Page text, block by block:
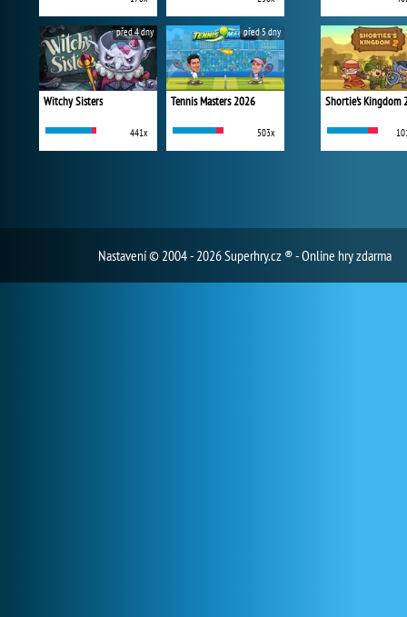
Witchy Sisters
441x
před 4 dny
Tennis Masters 2026
503x
před 5 dny
Shortie's Kingdom
Nastavení© 2004 - 2026 Superhry.cz ® - Online hry zdarma